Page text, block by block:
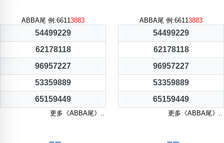
ABBA尾 例:66113883
54499229
62178118
96957227
53359889
65159449
更多《ABBA尾》..
ABBA尾 例:66113883
54499229
62178118
96957227
53359889
65159449
更多《ABBA尾》..